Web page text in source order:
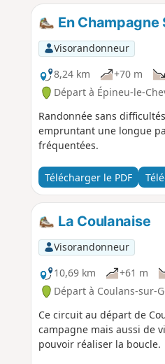
En Champagne
Visorandonneur
8,24 km
+70 m
Départ à Épineu-le-
Randonnée sans
empruntant une longue
fréquentées.
Télécharger le PDF
La Coulanaise
Visorandonneur
10,69 km
+61 m
Départ à Coulans-sur-
Ce circuit au départ de
campagne mais aussi de
pouvoir réaliser la boucle.